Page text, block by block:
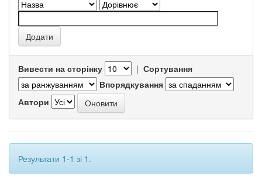
Вивести на сторінку | Сортування
Впорядкування
Автори
Результати 1-1 зі 1.